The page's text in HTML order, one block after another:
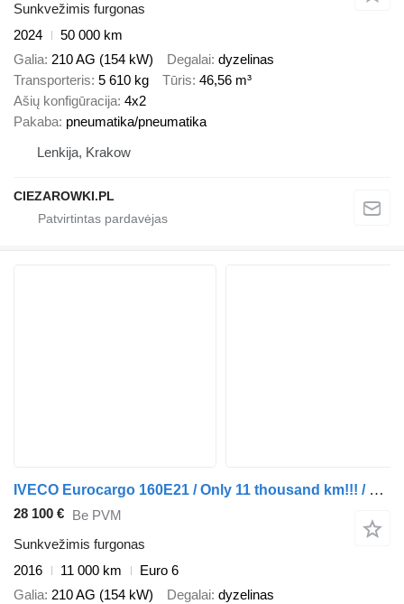
Sunkvežimis furgonas
2024
50 000 km
Galia 210 AG (154 kW) Degalai dyzelinas
Transporteris 5 610 kg Tūris 46,56 m³
Ašių konfigūracija 4x2
Pakaba pneumatika/pneumatika
Lenkija, Krakow
CIEZAROWKI.PL
IVECO Eurocargo 160E21 / Only 11 thousand km!!! / Box 18 EPAL
28 100 € Be PVM
Sunkvežimis furgonas
2016
11 000 km
Euro 6
Galia 210 AG (154 kW) Degalai dyzelinas